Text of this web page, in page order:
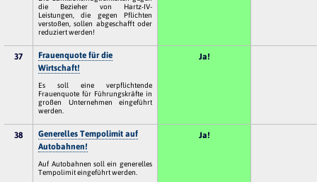
die Bezieher von Hartz-IV-
Leistungen, die gegen Pflichten
verstoßen, sollen abgeschafft oder
reduziert werden!
37
Frauenquote für die
Wirtschaft!
Es soll eine verpflichtende
Frauenquote für Führungskräfte in
großen Unternehmen eingeführt
werden.
Ja!
38
Generelles Tempolimit auf
Autobahnen!
Auf Autobahnen soll ein generelles
Tempolimit eingeführt werden.
Ja!